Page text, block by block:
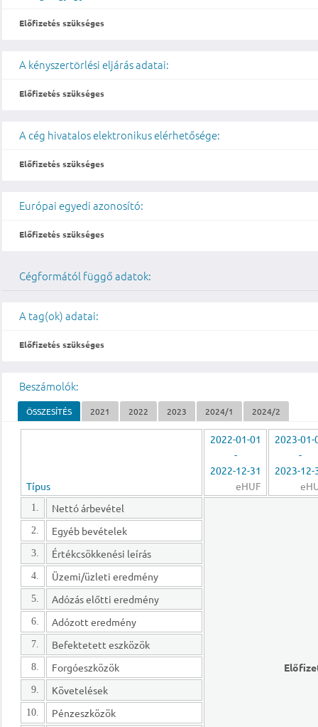
Előfizetés szükséges
A kényszertörlési eljárás adatai:
Előfizetés szükséges
A cég hivatalos elektronikus elérhetősége:
Előfizetés szükséges
Európai egyedi azonosító:
Előfizetés szükséges
Cégformától függő adatok:
A tag(ok) adatai:
Előfizetés szükséges
Beszámolók:
ÖSSZESÍTÉS 2021 2022 2023 2024/1 2024/2
Típus
2022-01-01
-
2022-12-31
eHUF
2023-01-
-
2023-12-
1. Nettó árbevétel
2. Egyéb bevételek
3. Értékcsökkenési leírás
4. Üzemi/üzleti eredmény
5. Adózás előtti eredmény
6. Adózott eredmény
7. Befektetett eszközök
8. Forgóeszközök
9. Követelések
10. Pénzeszközök